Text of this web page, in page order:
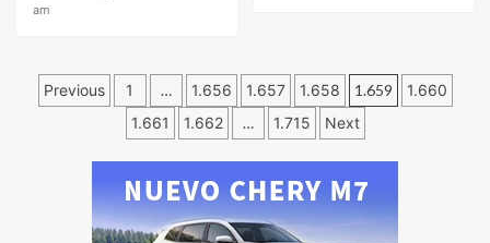
am
Previous 1 … 1.656 1.657 1.658 1.659
1.660
1.661
1.662 … 1.715 Next